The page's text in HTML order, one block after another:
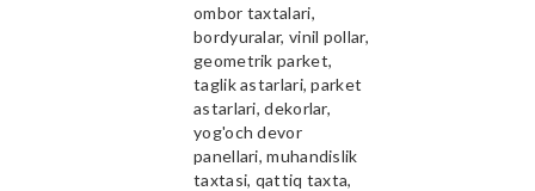
ombor taxtalari,
bordyuralar, vinil pollar,
geometrik parket,
taglik astarlari, parket
astarlari, dekorlar,
yog'och devor
panellari, muhandislik
taxtasi, qattiq taxta,